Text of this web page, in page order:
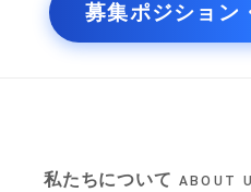
募集ポジション
私たちについて ABOUT